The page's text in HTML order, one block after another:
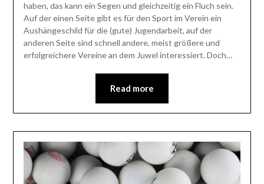
haben, das kann ein Segen und gleichzeitig ein Fluch sein.
Auf der einen Seite gibt es für den Sport im Verein ein
Aushängeschild für die (gute) Jugendarbeit, auf der
anderen Seite sind schnell andere, meist größere und
erfolgreichere Vereine an dem Juwel interessiert. Doch…
Read more